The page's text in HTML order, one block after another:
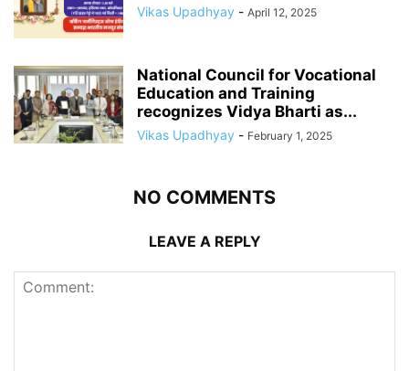
Vikas Upadhyay - April 12, 2025
National Council for Vocational
Education and Training
recognizes Vidya Bharti as...
Vikas Upadhyay - February 1, 2025
NO COMMENTS
LEAVE A REPLY